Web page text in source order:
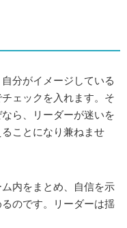
分がイメージしている
ェックを入れます。そ
ら、リーダーが迷いを
ことになり兼ねませ
内をまとめ、自信を示
のです。リーダーは揺